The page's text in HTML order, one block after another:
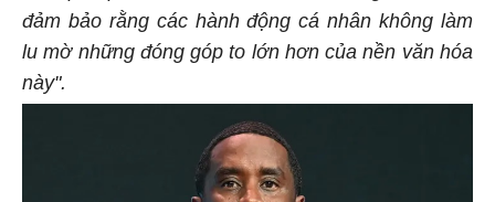
đảm bảo rằng các hành động cá nhân không làm
lu mờ những đóng góp to lớn hơn của nền văn hóa
này".